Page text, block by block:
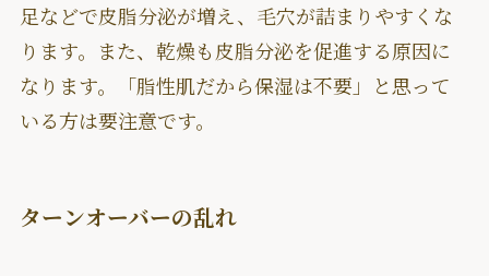
足などで皮脂分泌が増え、毛穴が詰まりやすくな
ります。また、乾燥も皮脂分泌を促進する原因に
なります。「脂性肌だから保湿は不要」と思って
いる方は要注意です。
ターンオーバーの乱れ